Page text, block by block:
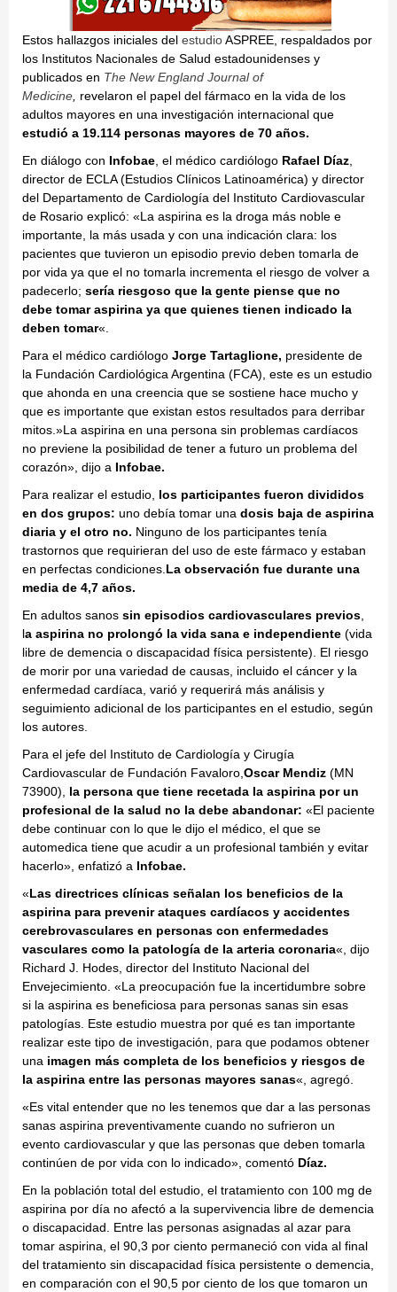
Estos hallazgos iniciales del estudioASPREE, respaldados por
los Institutos Nacionales de Salud estadounidenses y
publicados en The New England Journal of
Medicine revelaron el papel del fármaco en la vida de los
adultos mayores en una investigación internacional que
estudió a 19.114 personas mayores de 70 años.
En diálogo con Infobae , el médico cardiólogo Rafael Díaz
director de ECLA (Estudios Clínicos Latinoamérica) y director
del Departamento de Cardiología del Instituto Cardiovascular
de Rosario explicó: «La aspirina es la droga más noble e
importante, la más usada y con una indicación clara: los
pacientes que tuvieron un episodio previo deben tomarla de
por vida ya que el no tomarla incrementa el riesgo de volver a
padecerlo; sería riesgoso que la gente piense que no
debe tomar aspirina ya que quienes tienen indicado la
deben tomar«.
Para el médico cardiólogo Jorge Tartaglione, presidente de
la Fundación Cardiológica Argentina (FCA), este es un estudio
que ahonda en una creencia que se sostiene hace mucho y
que es importante que existan estos resultados para derribar
mitos.»La aspirina en una persona sin problemas cardíacos
no previene la posibilidad de tener a futuro un problema del
corazón», dijo a Infobae.
Para realizar el estudio, los participantes fueron divididos
en dos grupos: uno debía tomar una dosis baja de aspirina
diaria y el otro no. Ninguno de los participantes tenía
trastornos que requirieran del uso de este fármaco y estaban
en perfectas condiciones. La observación fue durante una
media de 4,7 años.
En adultos sanos sin episodios cardiovasculares previos
la aspirina no prolongó la vida sana e independiente (vida
libre de demencia o discapacidad física persistente). El riesgo
de morir por una variedad de causas, incluido el cáncer y la
enfermedad cardíaca, varió y requerirá más análisis y
seguimiento adicional de los participantes en el estudio, según
los autores.
Para el jefe del Instituto de Cardiología y Cirugía
Cardiovascular de Fundación Favaloro, Oscar Mendiz (MN
73900),
la persona que tiene recetada la aspirina por un
profesional de la salud no la debe abandonar: «El paciente
debe continuar con lo que le dijo el médico, el que se
automedica tiene que acudir a un profesional también y evitar
hacerlo», enfatizó a Infobae.
«Las directrices clínicas señalan los beneficios de la
aspirina para prevenir ataques cardíacos y accidentes
cerebrovasculares en personas con enfermedades
vasculares como la patología de la arteria coronaria«, dijo
Richard J. Hodes, director del Instituto Nacional del
Envejecimiento. «La preocupación fue la incertidumbre sobre
si la aspirina es beneficiosa para personas sanas sin esas
patologías. Este estudio muestra por qué es tan importante
realizar este tipo de investigación, para que podamos obtener
una imagen más completa de los beneficios y riesgos de
la aspirina entre las personas mayores sanas«, agregó.
«Es vital entender que no les tenemos que dar a las personas
sanas aspirina preventivamente cuando no sufrieron un
evento cardiovascular y que las personas que deben tomarla
continúen de por vida con lo indicado», comentó Díaz.
En la población total del estudio, el tratamiento con 100 mg de
aspirina por día no afectó a la supervivencia libre de demencia
o discapacidad. Entre las personas asignadas al azar para
tomar aspirina, el 90,3 por ciento permaneció con vida al final
del tratamiento sin discapacidad física persistente o demencia,
en comparación con el 90,5 por ciento de los que tomaron un